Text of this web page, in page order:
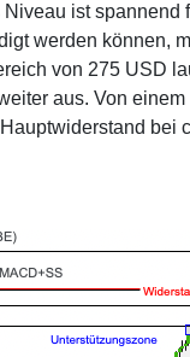
ist
werden können,
von 275 USD
aus. Von
bei